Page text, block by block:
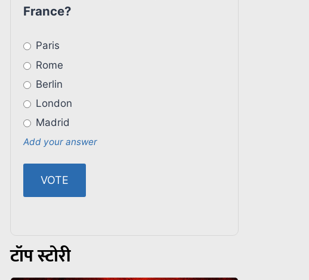
France?
Paris
Rome
Berlin
London
Madrid
Add your answer
टॉप स्टोरी